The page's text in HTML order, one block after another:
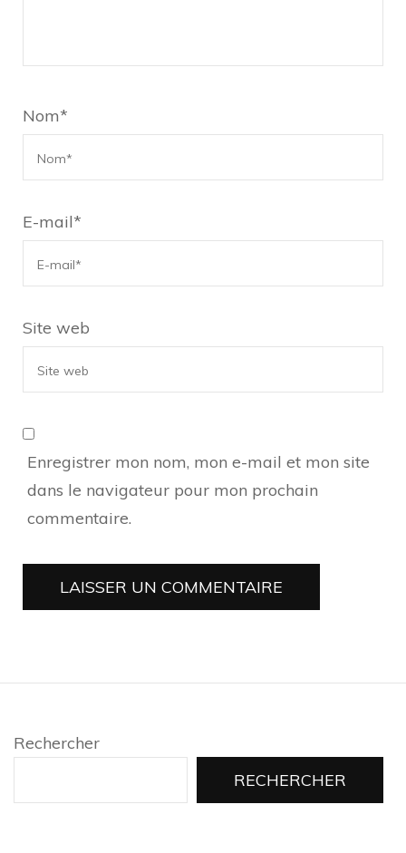
Nom*
E-mail*
Site web
Enregistrer mon nom, mon e-mail et mon site
dans le navigateur pour mon prochain
commentaire.
Rechercher
RECHERCHER